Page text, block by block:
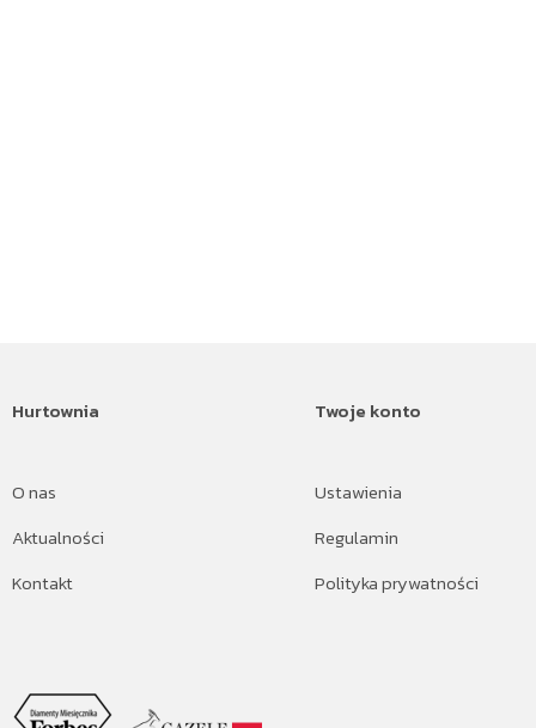
Hurtownia
O nas
Aktualności
Kontakt
Twoje konto
Ustawienia
Regulamin
Polityka prywatności